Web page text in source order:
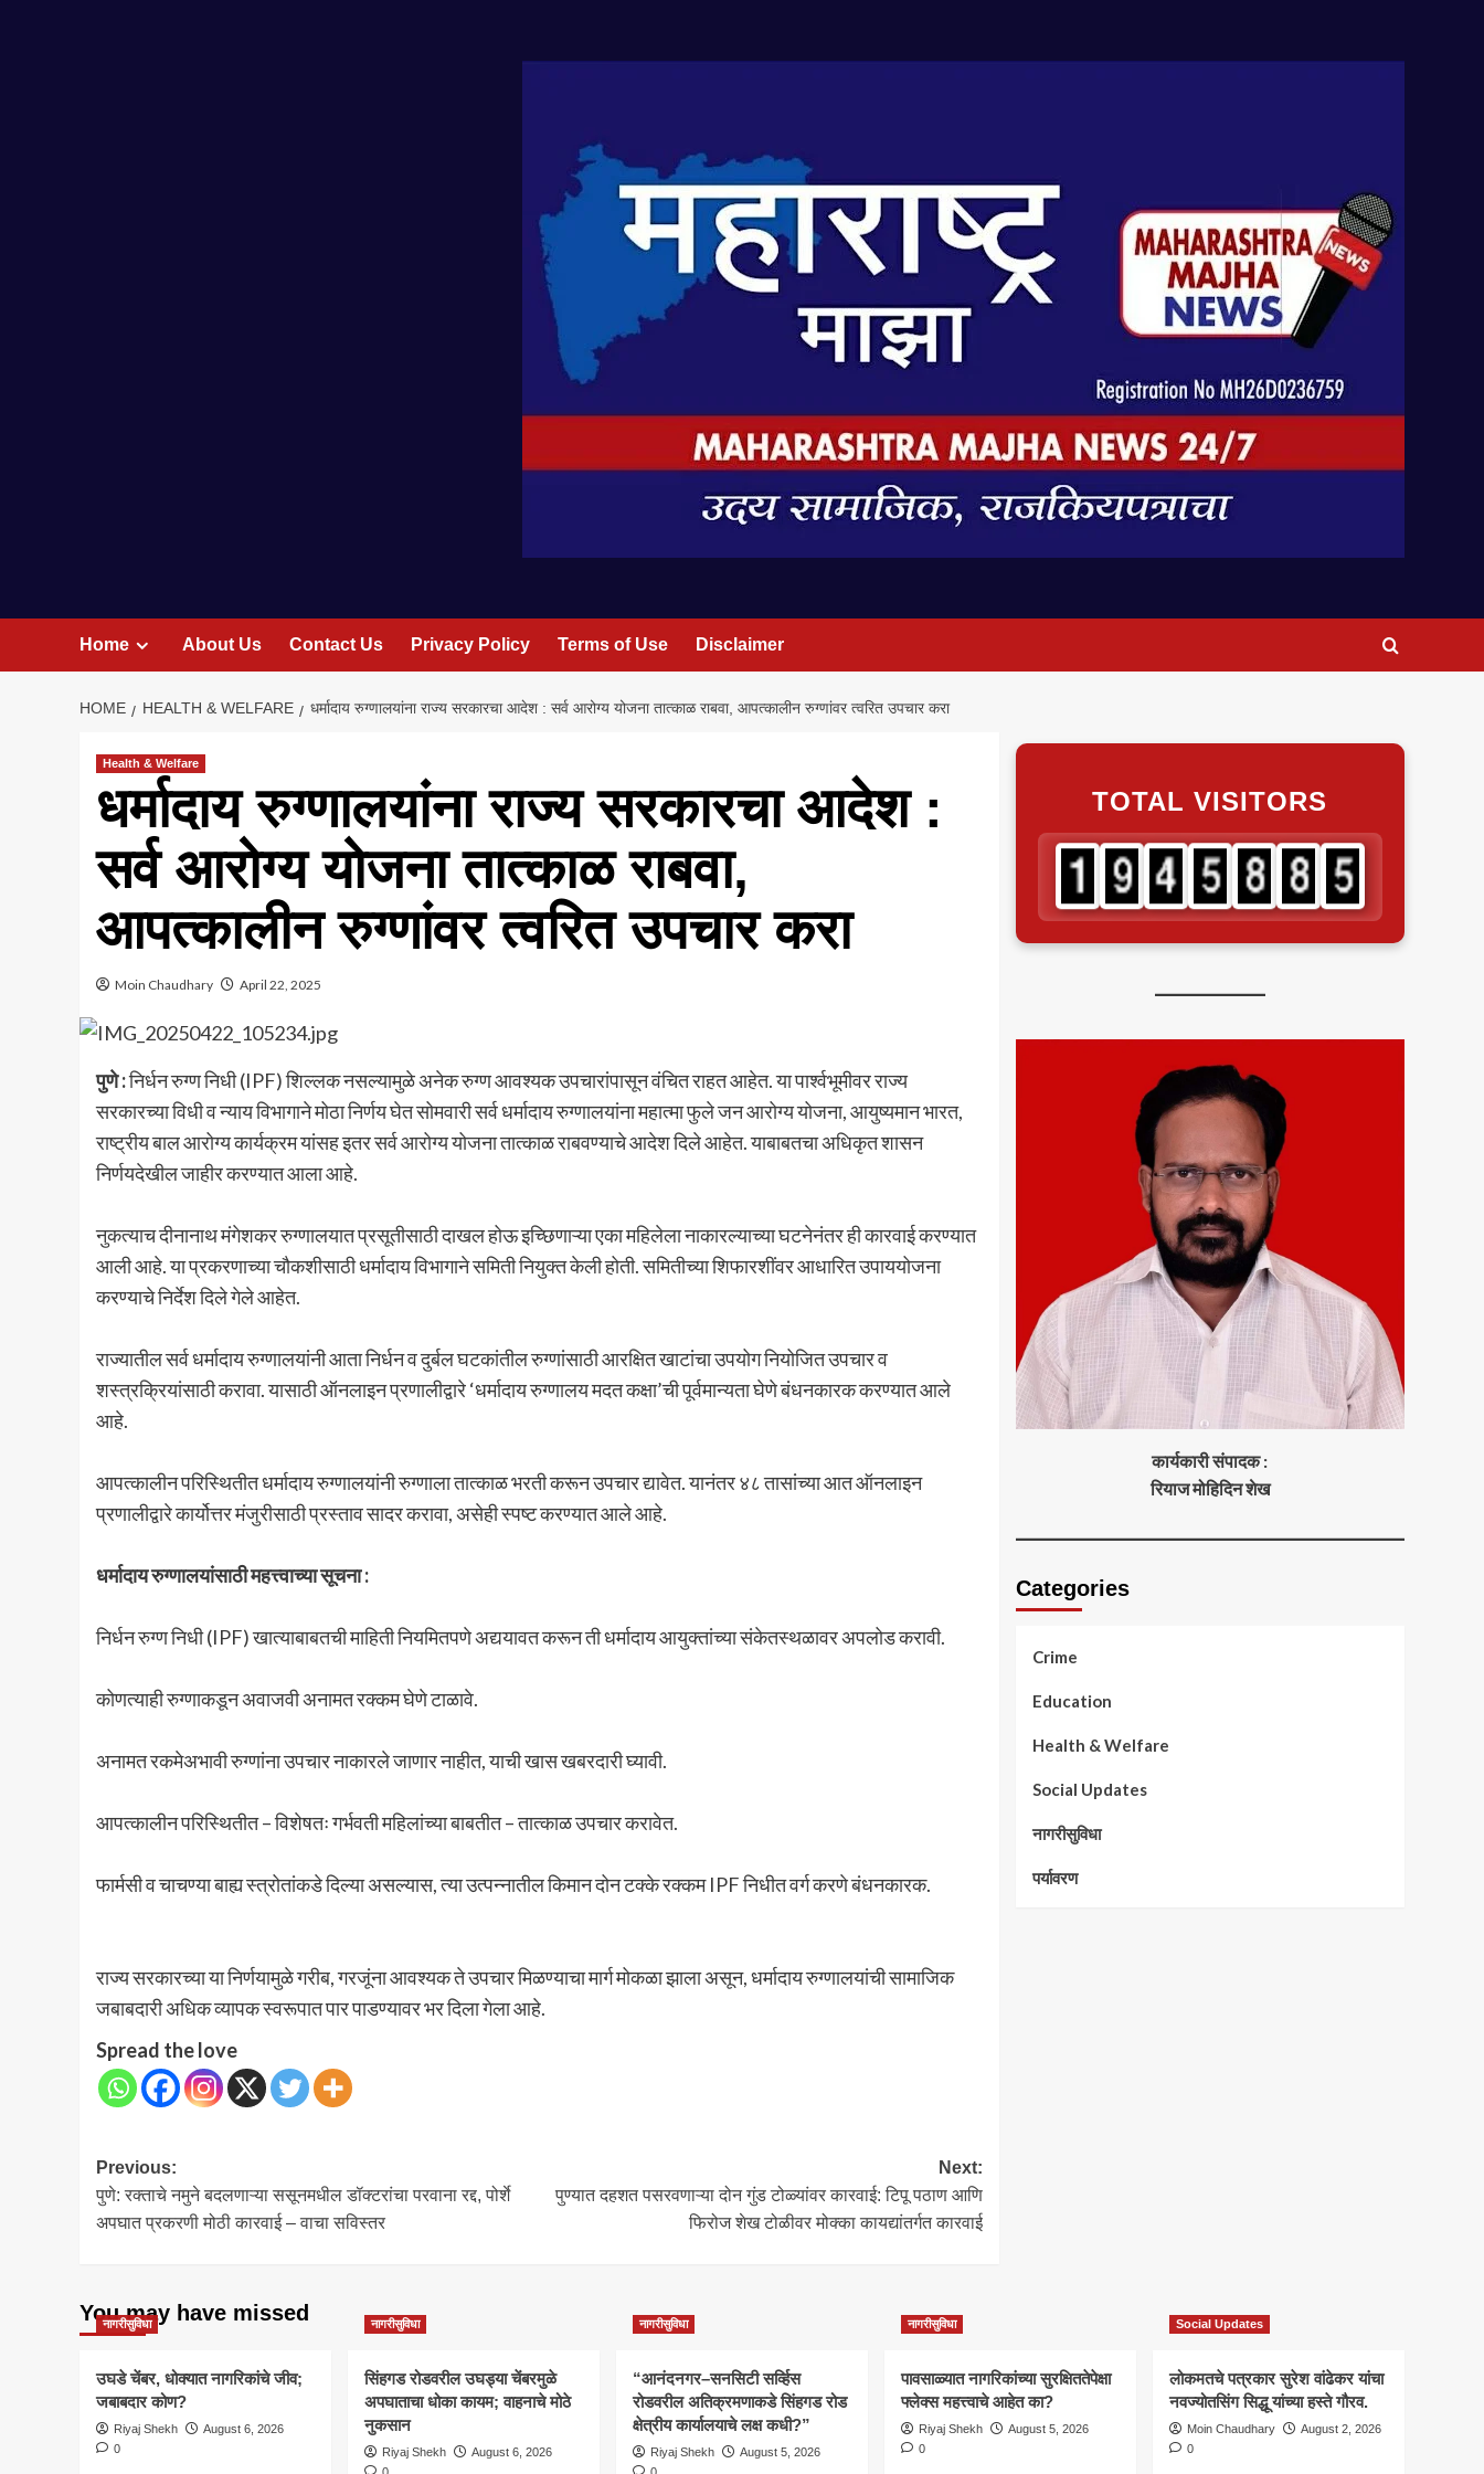
Home About Us Contact Us Privacy Policy Terms of Use Disclaimer
HOME HEALTH & WELFARE धर्मादाय रुग्णालयांना राज्य सरकारचा आदेश : सर्व आरोग्य योजना तात्काळ राबवा, आपत्कालीन रुग्णांवर त्वरित उपचार करा
Health & Welfare
धर्मादाय रुग्णालयांना राज्य सरकारचा आदेश :
सर्व आरोग्य योजना तात्काळ राबवा,
आपत्कालीन रुग्णांवर त्वरित उपचार करा
Moin Chaudhary April 22, 2025
पुणे :निर्धन रुग्ण निधी (IPF) शिल्लक नसल्यामुळे अनेक रुग्ण आवश्यक उपचारांपासून वंचित राहत आहेत. या पार्श्वभूमीवर राज्य
सरकारच्या विधी व न्याय विभागाने मोठा निर्णय घेत सोमवारी सर्व धर्मादाय रुग्णालयांना महात्मा फुले जन आरोग्य योजना, आयुष्यमान भारत,
राष्ट्रीय बाल आरोग्य कार्यक्रम यांसह इतर सर्व आरोग्य योजना तात्काळ राबवण्याचे आदेश दिले आहेत. याबाबतचा अधिकृत शासन
निर्णयदेखील जाहीर करण्यात आला आहे.
नुकत्याच दीनानाथ मंगेशकर रुग्णालयात प्रसूतीसाठी दाखल होऊ इच्छिणाऱ्या एका महिलेला नाकारल्याच्या घटनेनंतर ही कारवाई करण्यात
आली आहे. या प्रकरणाच्या चौकशीसाठी धर्मादाय विभागाने समिती नियुक्त केली होती. समितीच्या शिफारशींवर आधारित उपाययोजना
करण्याचे निर्देश दिले गेले आहेत.
राज्यातील सर्व धर्मादाय रुग्णालयांनी आता निर्धन व दुर्बल घटकांतील रुग्णांसाठी आरक्षित खाटांचा उपयोग नियोजित उपचार व
शस्त्रक्रियांसाठी करावा. यासाठी ऑनलाइन प्रणालीद्वारे ‘धर्मादाय रुग्णालय मदत कक्षा’ची पूर्वमान्यता घेणे बंधनकारक करण्यात आले
आहे.
आपत्कालीन परिस्थितीत धर्मादाय रुग्णालयांनी रुग्णाला तात्काळ भरती करून उपचार द्यावेत. यानंतर ४८ तासांच्या आत ऑनलाइन
प्रणालीद्वारे कार्योत्तर मंजुरीसाठी प्रस्ताव सादर करावा, असेही स्पष्ट करण्यात आले आहे.
धर्मादाय रुग्णालयांसाठी महत्त्वाच्या सूचना :
निर्धन रुग्ण निधी (IPF) खात्याबाबतची माहिती नियमितपणे अद्ययावत करून ती धर्मादाय आयुक्तांच्या संकेतस्थळावर अपलोड करावी.
कोणत्याही रुग्णाकडून अवाजवी अनामत रक्कम घेणे टाळावे.
अनामत रकमेअभावी रुग्णांना उपचार नाकारले जाणार नाहीत, याची खास खबरदारी घ्यावी.
आपत्कालीन परिस्थितीत – विशेषतः गर्भवती महिलांच्या बाबतीत – तात्काळ उपचार करावेत.
फार्मसी व चाचण्या बाह्य स्त्रोतांकडे दिल्या असल्यास, त्या उत्पन्नातील किमान दोन टक्के रक्कम IPF निधीत वर्ग करणे बंधनकारक.
राज्य सरकारच्या या निर्णयामुळे गरीब, गरजूंना आवश्यक ते उपचार मिळण्याचा मार्ग मोकळा झाला असून, धर्मादाय रुग्णालयांची सामाजिक
जबाबदारी अधिक व्यापक स्वरूपात पार पाडण्यावर भर दिला गेला आहे.
Spread the love
Post
navigation
Previous:
पुणे: रक्ताचे नमुने बदलणाऱ्या ससूनमधील डॉक्टरांचा परवाना रद्द, पोर्शे
अपघात प्रकरणी मोठी कारवाई – वाचा सविस्तर
Next:
पुण्यात दहशत पसरवणाऱ्या दोन गुंड टोळ्यांवर कारवाई: टिपू पठाण आणि
फिरोज शेख टोळीवर मोक्का कायद्यांतर्गत कारवाई
TOTAL VISITORS
कार्यकारी संपादक :
रियाज मोहिदिन शेख
Categories
Crime
Education
Health & Welfare
Social Updates
नागरीसुविधा
पर्यावरण
You may have missed
नागरीसुविधा
उघडे चेंबर, धोक्यात नागरिकांचे जीव;
जबाबदार कोण?
Riyaj Shekh
August 6, 2026
0
नागरीसुविधा
सिंहगड रोडवरील उघड्या चेंबरमुळे
अपघाताचा धोका कायम; वाहनाचे मोठे
नुकसान
Riyaj Shekh
August 6, 2026
नागरीसुविधा
“आनंदनगर–सनसिटी सर्व्हिस
रोडवरील अतिक्रमणाकडे सिंहगड रोड
क्षेत्रीय कार्यालयाचे लक्ष कधी?”
Riyaj Shekh
August 5, 2026
नागरीसुविधा
पावसाळ्यात नागरिकांच्या सुरक्षिततेपेक्षा
फ्लेक्स महत्त्वाचे आहेत का?
Riyaj Shekh
August 5, 2026
0
Social Updates
लोकमतचे पत्रकार सुरेश वांढेकर यांचा
नवज्योतसिंग सिद्धू यांच्या हस्ते गौरव.
Moin Chaudhary
August 2, 2026
0